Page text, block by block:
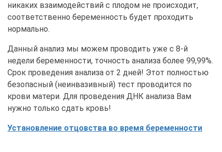
никаких взаимодействий с плодом не происходит,
соответственно беременность будет проходить
нормально.
Данный анализ мы можем проводить уже с 8-й
недели беременности, точность анализа более 99,99%.
Срок проведения анализа от 2 дней! Этот полностью
безопасный (неинвазивный) тест проводится по
крови матери. Для проведения ДНК анализа Вам
нужно только сдать кровь!
Установление отцовства во время беременности